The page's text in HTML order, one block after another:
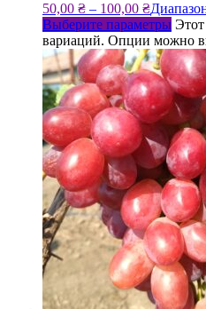
50,00 ₴ – 100,00 ₴
Выберите параметры Этот
вариаций. Опции можно